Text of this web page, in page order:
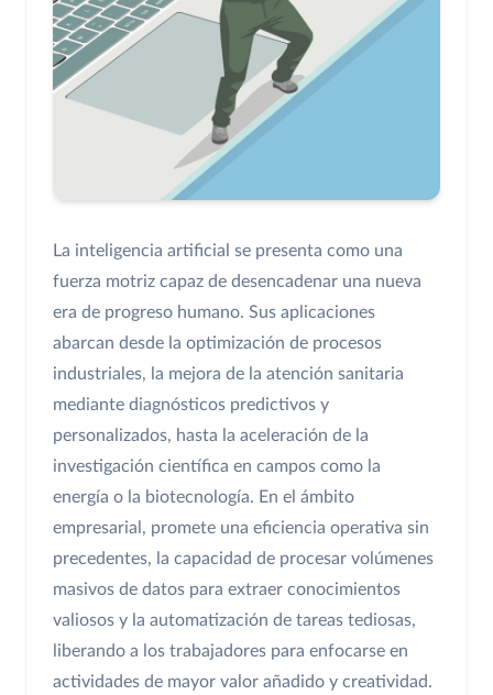
La inteligencia artificial se presenta como una
fuerza motriz capaz de desencadenar una nueva
era de progreso humano. Sus aplicaciones
abarcan desde la optimización de procesos
industriales, la mejora de la atención sanitaria
mediante diagnósticos predictivos y
personalizados, hasta la aceleración de la
investigación científica en campos como la
energía o la biotecnología. En el ámbito
empresarial, promete una eficiencia operativa sin
precedentes, la capacidad de procesar volúmenes
masivos de datos para extraer conocimientos
valiosos y la automatización de tareas tediosas,
liberando a los trabajadores para enfocarse en
actividades de mayor valor añadido y creatividad.